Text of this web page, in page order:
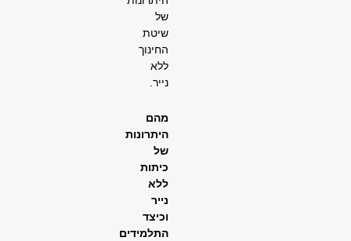
של
שיטת
החינוך
ללא
נייר.
מהם
היתרונות
של
כיתות
ללא
נייר
וכיצד
התלמידים